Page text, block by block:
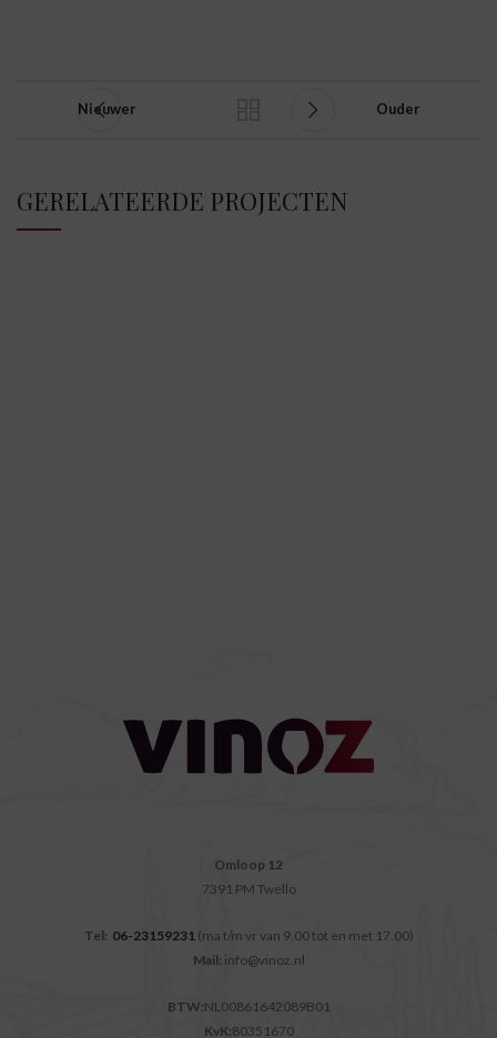
Nieuwer Ouder
GERELATEERDE PROJECTEN
Omloop 12
7391 PM Twello
Tel: 06-23159231 (ma t/m vr van 9.00 tot en met 17.00)
Mail: info@vinoz.nl
BTW:NL00861642089B01
KvK:80351670